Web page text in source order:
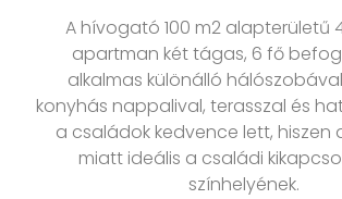
A hívogató 100 m2 alapterületű
apartman két tágas, 6 fő
alkalmas különálló
konyhás nappalival, terasszal és
a családok kedvence lett,
miatt ideális a családi
színhelyének.